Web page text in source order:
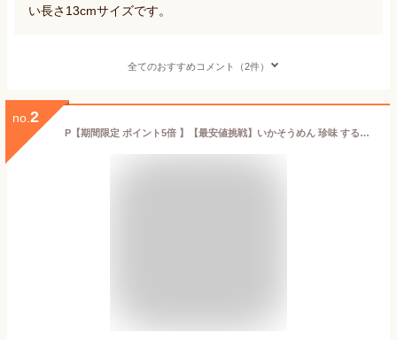
い長さ13cmサイズです。
全てのおすすめコメント（2件）
no. 2
P【期間限定 ポイント5倍 】【最安値挑戦】いかそうめん 珍味 するめそうめん イカそうめん するめそーめん スルメ 駄菓子 いか 業務用 訳あり メガ盛り 200g 送料無料 酒の肴 在宅 退職 在宅応援 家飲み ワイン ビール 日本酒 に合う 珍味 お酒 おつまみ ギフト セット